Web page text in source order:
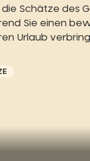
Schätze des
Sie einen
Urlaub